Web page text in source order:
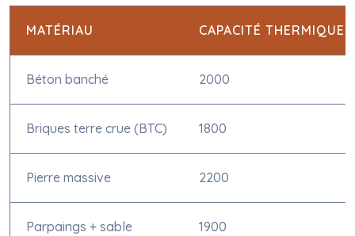
MATÉRIAU CAPACITÉ THERMIQUE
Béton banché 2000
Briques terre crue (BTC) 1800
Pierre massive 2200
Parpaings + sable 1900